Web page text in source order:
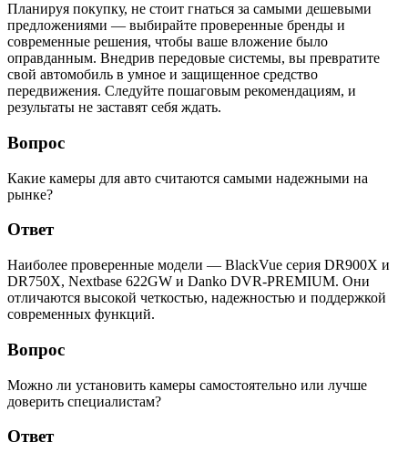
Планируя покупку, не стоит гнаться за самыми дешевыми
предложениями — выбирайте проверенные бренды и
современные решения, чтобы ваше вложение было
оправданным. Внедрив передовые системы, вы превратите
свой автомобиль в умное и защищенное средство
передвижения. Следуйте пошаговым рекомендациям, и
результаты не заставят себя ждать.
Вопрос
Какие камеры для авто считаются самыми надежными на
рынке?
Ответ
Наиболее проверенные модели — BlackVue серия DR900X и
DR750X, Nextbase 622GW и Danko DVR-PREMIUM. Они
отличаются высокой четкостью, надежностью и поддержкой
современных функций.
Вопрос
Можно ли установить камеры самостоятельно или лучше
доверить специалистам?
Ответ